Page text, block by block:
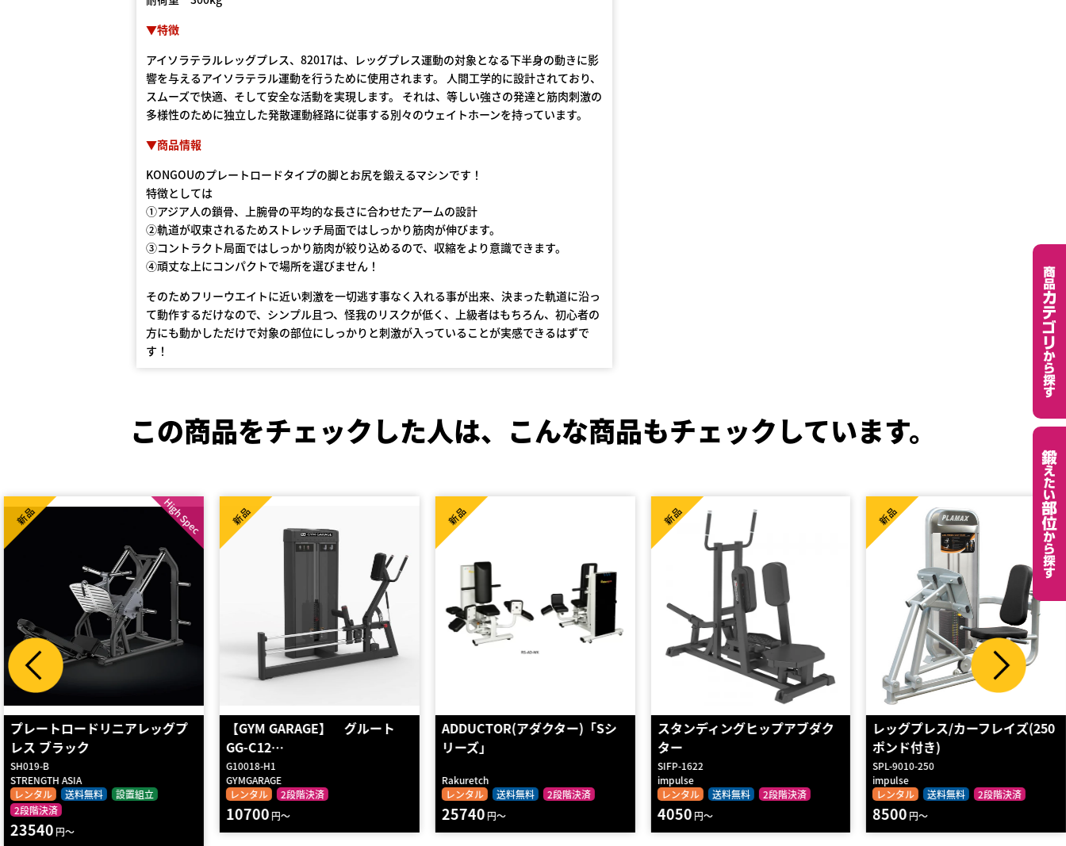
▼特徴
アイソラテラルレッグプレス、82017は、レッグプレス運動の対象となる下半身の動きに影
響を与えるアイソラテラル運動を行うために使用されます。 人間工学的に設計されており、
スムーズで快適、そして安全な活動を実現します。 それは、等しい強さの発達と筋肉刺激の
多様性のために独立した発散運動経路に従事する別々のウェイトホーンを持っています。
▼商品情報
KONGOUのプレートロードタイプの脚とお尻を鍛えるマシンです！
特徴としては
①アジア人の鎖骨、上腕骨の平均的な長さに合わせたアームの設計
②軌道が収束されるためストレッチ局面ではしっかり筋肉が伸びます。
③コントラクト局面ではしっかり筋肉が絞り込めるので、収縮をより意識できます。
④頑丈な上にコンパクトで場所を選びません！
そのためフリーウエイトに近い刺激を一切逃す事なく入れる事が出来、決まった軌道に沿っ
て動作するだけなので、シンプル且つ、怪我のリスクが低く、上級者はもちろん、初心者の
方にも動かしただけで対象の部位にしっかりと刺激が入っていることが実感できるはずで
す！
この商品をチェックした人は、 こんな商品もチェックしています。
【GYM GARAGE】 グルート
GG-C12…
G10018-H1
GYMGARAGE
レンタル
2段階決済
新品
10700円～
ADDUCTOR(アダクター)「Sシ
リーズ」
Rakuretch
レンタル
送料無料
新品
25740円～
スタンディングヒップアブダク
ター
impulse
レンタル
送料無料 2段階決済
新品
4050円～
レッグプレス/カーフレイズ(250
ポンド付き)
SPL-9010-250
impulse
レンタル
送料無料 2段階決済
新品
8500円～
【IRON MASTER】レッグプレ
ス
IRFB06
X-Trend Japan
レンタル
送料無料 2段階決済
High Spec
新品
20790円～